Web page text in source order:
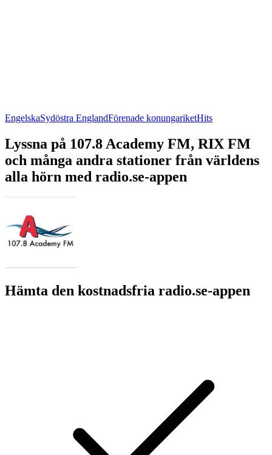
EngelskaSydöstra EnglandFörenade konungariketHits
Lyssna på 107.8 Academy FM, RIX FM
och många andra stationer från världens
alla hörn med radio.se-appen
Hämta den kostnadsfria radio.se-appen